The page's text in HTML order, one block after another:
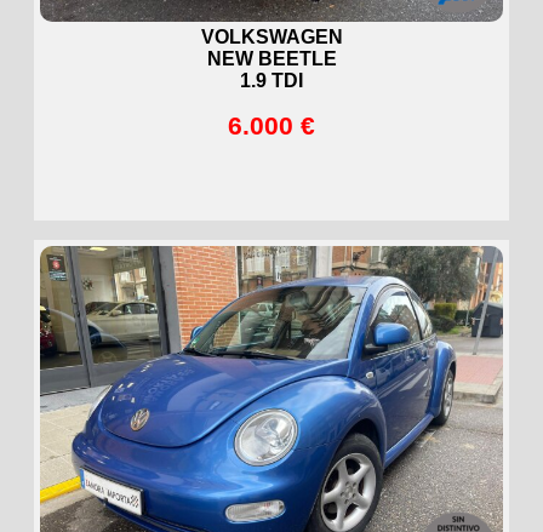
VOLKSWAGEN
NEW BEETLE
1.9 TDI
6.000 €